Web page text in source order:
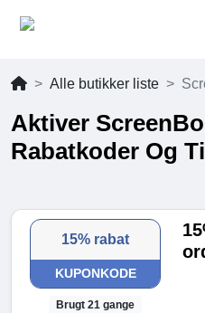
Alle butikker liste
Aktiver
Rabatkoder Og
15% rabat
KUPONKODE
Brugt 21 gange